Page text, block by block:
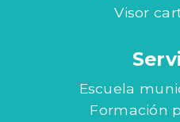
Visor
Escuela
Formación